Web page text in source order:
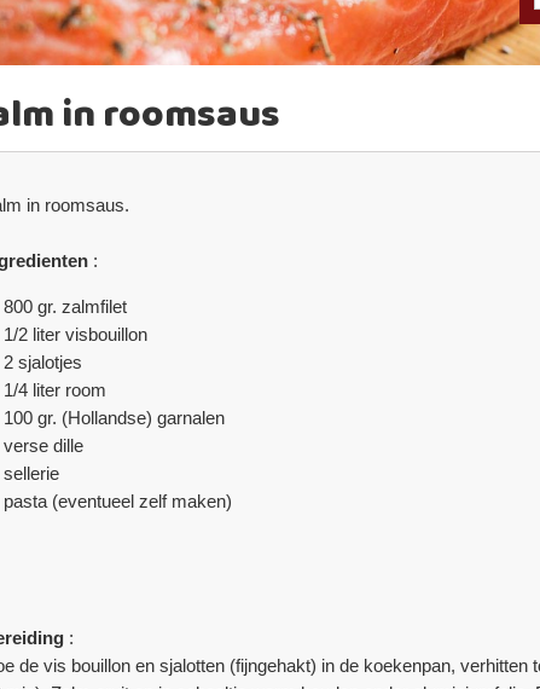
in roomsaus
in roomsaus.
:
800 gr. zalmfilet
1/2 liter visbouillon
2 sjalotjes
1/4 liter room
100 gr. (Hollandse) garnalen
verse dille
sellerie
pasta (eventueel zelf maken)
:
de vis bouillon en sjalotten (fijngehakt) in de koekenpan,